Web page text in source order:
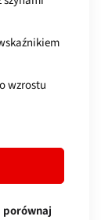
wzrostu
porównaj